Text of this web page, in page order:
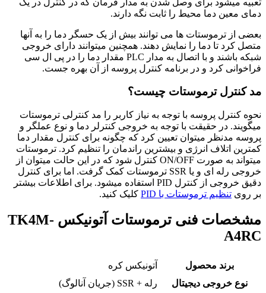
تعبیه میشود برای وصل شدن به مدار فرمان که در کنترل در یک
دمای معین دما محیط را ثابت نگه دارند.
بعضی از ترموستات ها می توانند بیش از یک حسگر دما را به آنها
متصل کرد تا دما را نمایش دهند. همچنین میتوانند دارای خروجی
شبکه باشند و با اتصال به مدار PLC مقدار دما را در پی ال سی
فراخوانی کرد و در برنامه کنترل پروسه از آن بهره جست.
مد کنترل ترموستات چیست؟
نحوه کنترل پروسه با توجه به نیاز کاربر را مد کنترلی ترموستات
میگویند. در حقیقت با توجه به خروجی کنترلر دما و نوع عملگر و
پروسه مدنظر میتوان تعیین کرد که چگونه برای کنترل مقدار دما
کمترین اتلاف انرژی و بیشترین راندمان را تنظیم کرد. ترموستات
میتواند به صورت ON/OFF کنترل شود که در این حالت میتوان از
خروجی رله ای و یا SSR ترموستات کمک گرفت. اما برای کنترل
دقیق خروجی از کنترل PID استفاده میشود. برای اطلاعات بیشتر
بر روی تنظیم ترموستات با PID کلیک کنید.
مشخصات فنی
ترموستات آتونیکس TK4M-
A4RC
برند محصول
آتونیکس کره
نوع خروجی دیجیتال
رله + SSR (جریان آنالوگ)